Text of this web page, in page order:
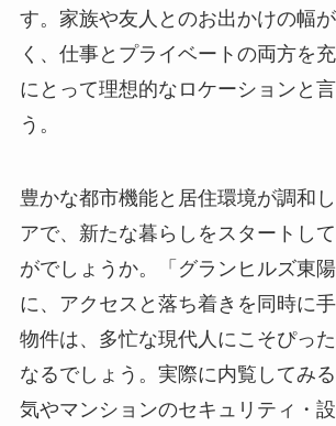
す。家族や友人とのお出かけの幅
く、仕事とプライベートの両方を
にとって理想的なロケーションと
う。
豊かな都市機能と居住環境が調和
アで、新たな暮らしをスタートし
がでしょうか。「グランヒルズ東
に、アクセスと落ち着きを同時に
物件は、多忙な現代人にこそぴっ
なるでしょう。実際に内覧してみ
気やマンションのセキュリティ・